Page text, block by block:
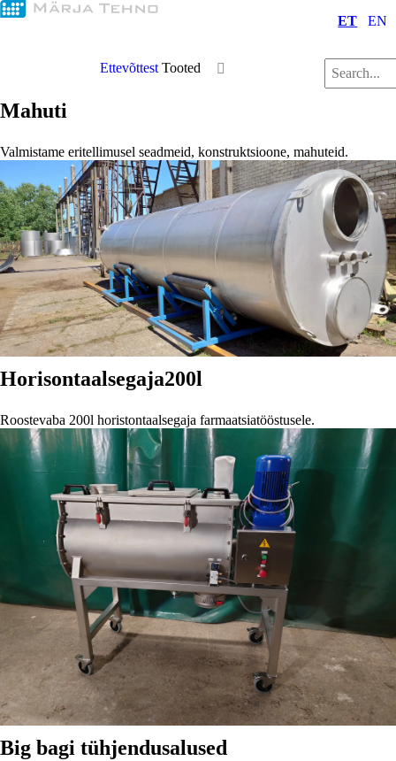
ET EN
Ettevõttest Tooted
Mahuti
Valmistame eritellimusel seadmeid, konstruktsioone, mahuteid.
Horisontaalsegaja200l
Roostevaba 200l horistontaalsegaja farmaatsiatööstusele.
Big bagi tühjendusalused